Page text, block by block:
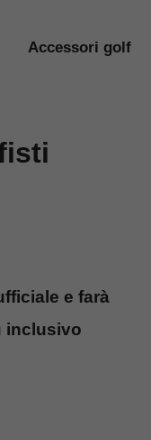
Accessori golf
e farà
inclusivo